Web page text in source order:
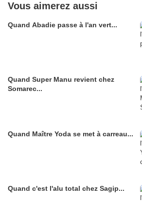
Vous aimerez aussi
Quand Abadie passe à l'an vert...
Quand Super Manu revient chez
Somarec...
Quand Maître Yoda se met à carreau...
Quand c'est l'alu total chez Sagip...